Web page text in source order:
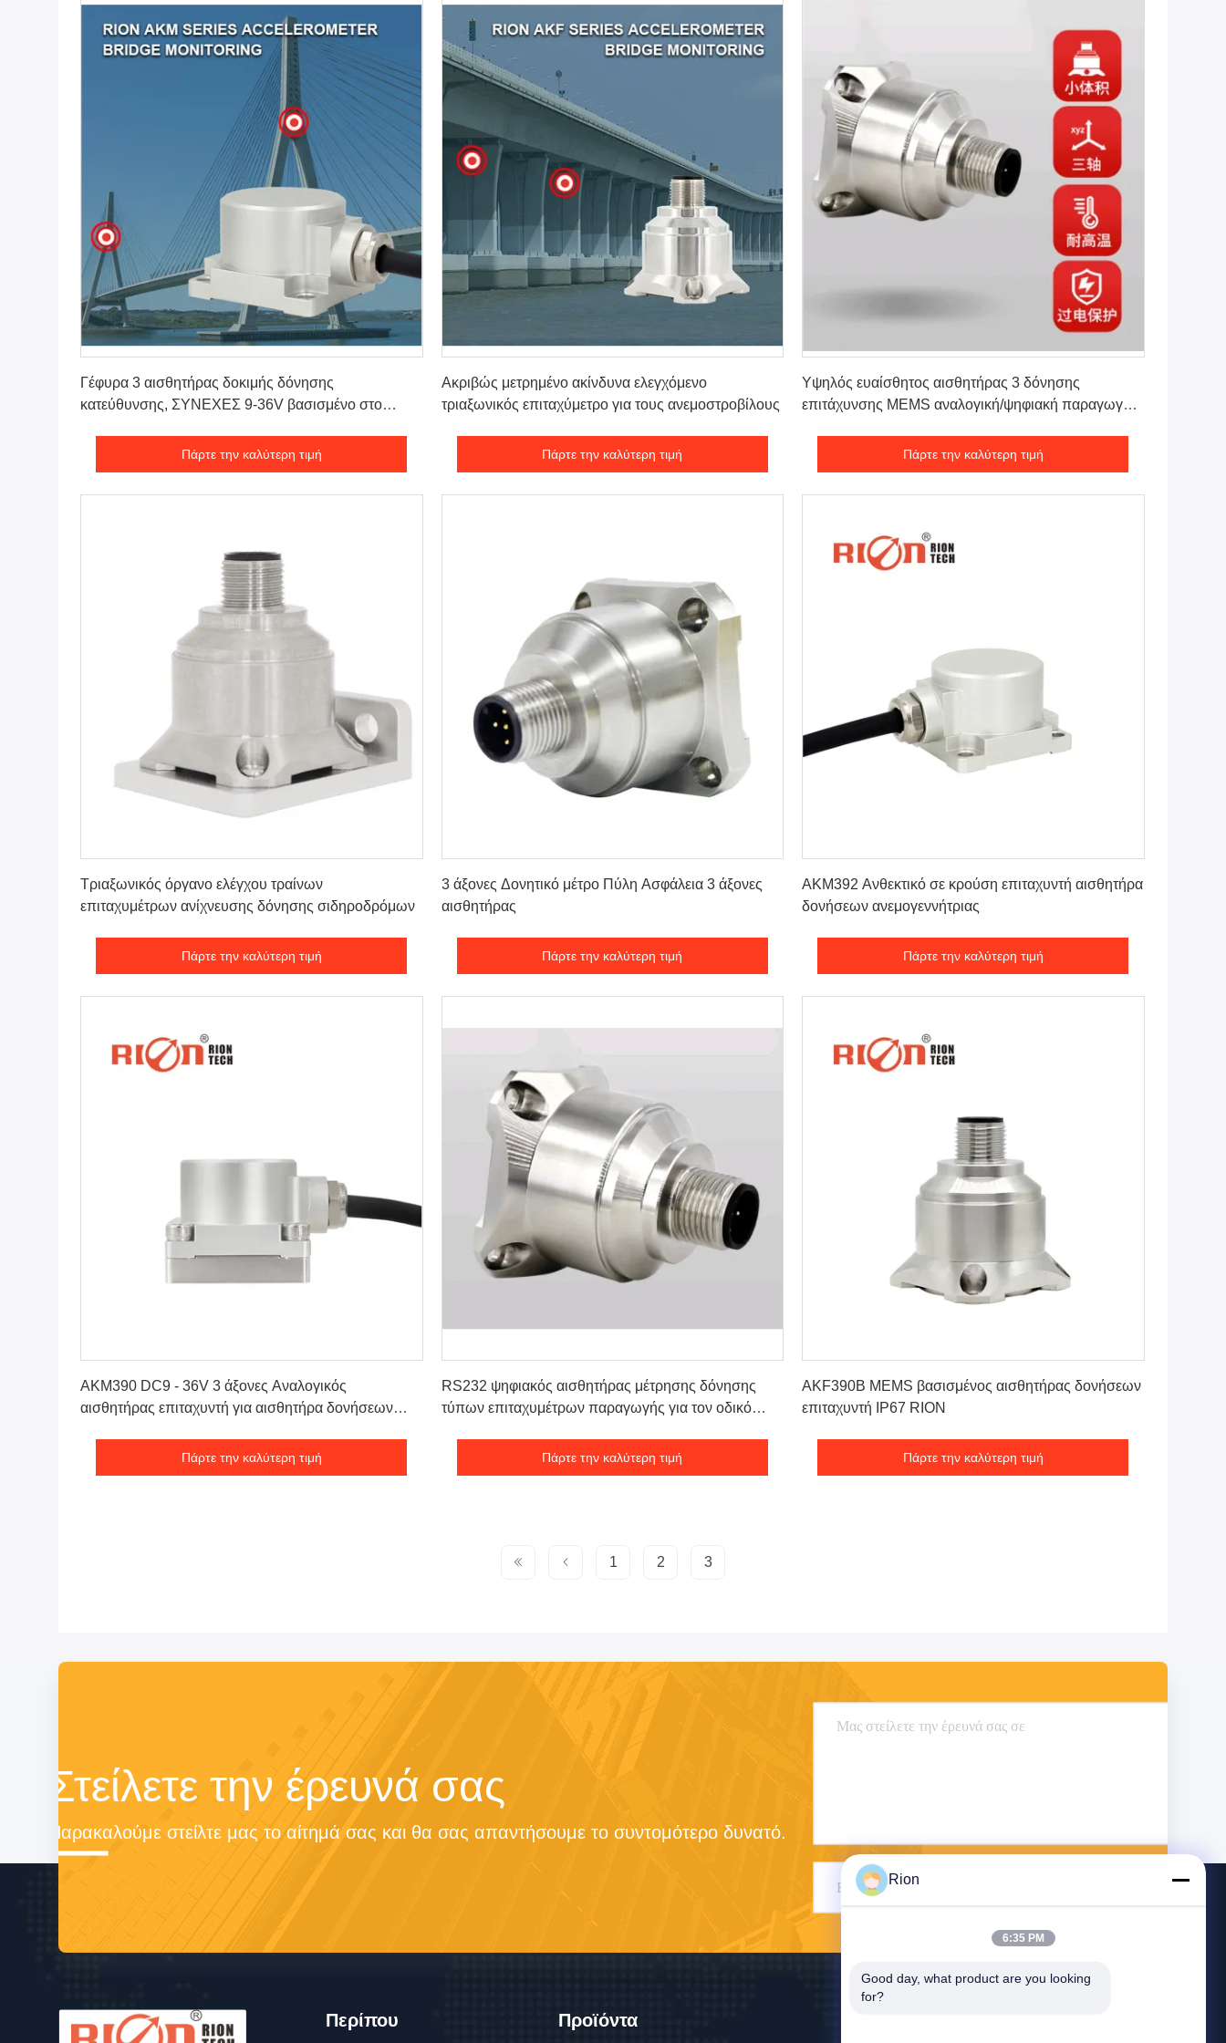
Γέφυρα 3 αισθητήρας δοκιμής δόνησης
κατεύθυνσης, ΣΥΝΕΧΕΣ 9-36V βασισμένο στο
Πάρτε την καλύτερη τιμή
Ακριβώς μετρημένο ακίνδυνα ελεγχόμενο
τριαξωνικός επιταχύμετρο για τους ανεμοστροβίλους
Πάρτε την καλύτερη τιμή
Υψηλός ευαίσθητος αισθητήρας 3 δόνησης
επιτάχυνσης MEMS αναλογική/ψηφιακή παραγωγή
Πάρτε την καλύτερη τιμή
Τριαξωνικός όργανο ελέγχου τραίνων
επιταχυμέτρων ανίχνευσης δόνησης σιδηροδρόμων
Πάρτε την καλύτερη τιμή
3 άξονες Δονητικό μέτρο Πύλη Ασφάλεια 3 άξονες
αισθητήρας
Πάρτε την καλύτερη τιμή
AKM392 Ανθεκτικό σε κρούση επιταχυντή αισθητήρα
δονήσεων ανεμογεννήτριας
Πάρτε την καλύτερη τιμή
AKM390 DC9 - 36V 3 άξονες Αναλογικός
αισθητήρας επιταχυντή για αισθητήρα δονήσεων
Πάρτε την καλύτερη τιμή
RS232 ψηφιακός αισθητήρας μέτρησης δόνησης
τύπων επιταχυμέτρων παραγωγής για τον οδικό
Πάρτε την καλύτερη τιμή
AKF390B MEMS βασισμένος αισθητήρας δονήσεων
επιταχυντή IP67 RION
Πάρτε την καλύτερη τιμή
1 2 3
Στείλετε την έρευνά σας
Παρακαλούμε στείλτε μας το αίτημά σας και θα σας απαντήσουμε το συντομότερο δυνατό.
Περίπου Προϊόντα
Rion
6:35 PM
Good day, what product are you looking
for?